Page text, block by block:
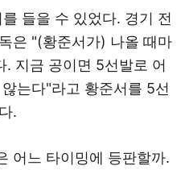
들을 수 있었다. 경기 전
은 "(황준서가) 나올 때마
지금 공이면 5선발로 어
는다"라고 황준서를 5선
.
어느 타이밍에 등판할까.